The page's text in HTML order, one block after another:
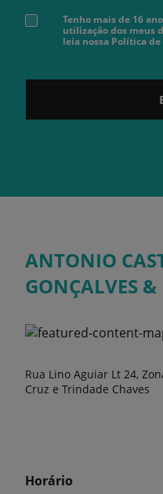
Tenho mais de 16
utilização dos meus
leia nossa Política
ANTONIO
GONÇALVES
Rua Lino Aguiar Lt 24,
Cruz e Trindade Chaves
Horário